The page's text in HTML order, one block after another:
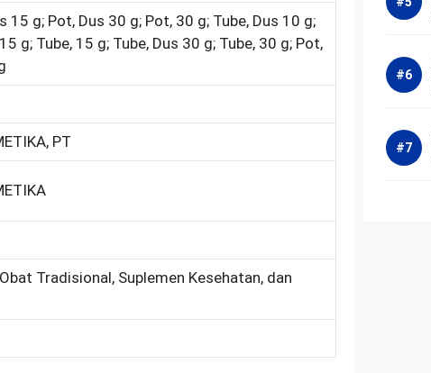
15 g; Pot, Dus 30 g; Pot, 30 g; Tube, Dus 10 g;
g; Tube, 15 g; Tube, Dus 30 g; Tube, 30 g; Pot,
PT
Tradisional, Suplemen Kesehatan, dan